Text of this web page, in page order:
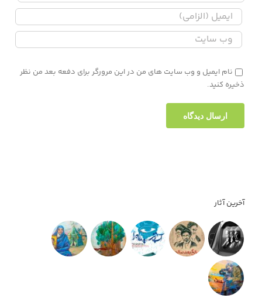
نام ایمیل و وب سایت های من در این مرورگر برای دفعه بعد من نظر
ذخیره کنید.
آخرین آثار